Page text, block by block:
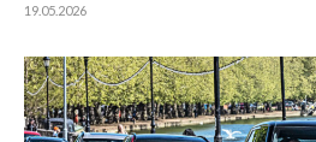
19.05.2026